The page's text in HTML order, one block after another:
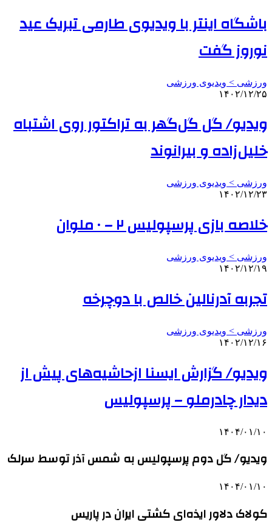
باشگاه اینتر با ویدیوی طارمی تبریک عید
نوروز گفت
ورزشی > ویدیوی ورزشی
۱۴۰۲/۱۲/۲۵
ویدیو/ گل گل‌گهر به تراکتور روی اشتباه
خلیل‌زاده و بیرانوند
ورزشی > ویدیوی ورزشی
۱۴۰۲/۱۲/۲۳
خلاصه بازی پرسپولیس ۲ – ۰ ملوان
ورزشی > ویدیوی ورزشی
۱۴۰۲/۱۲/۱۹
تجربه آدرنالین خالص با دوچرخه
ورزشی > ویدیوی ورزشی
۱۴۰۲/۱۲/۱۶
ویدیو/ گزارش ایسنا ازحاشیه‌های پیش از
دیدار چادرملو – پرسپولیس
۱۴۰۴/۰۱/۱۰
ویدیو/ گل دوم پرسپولیس به شمس آذر توسط سرلک
۱۴۰۴/۰۱/۱۰
کولاک دلاور ایذه‌ای کشتی ایران در پاریس